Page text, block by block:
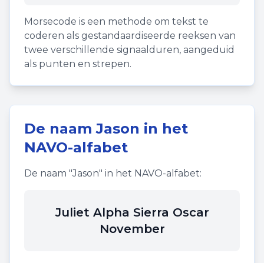
Morsecode is een methode om tekst te
coderen als gestandaardiseerde reeksen van
twee verschillende signaalduren, aangeduid
als punten en strepen.
De naamJason in het
NAVO-alfabet
De naam "Jason" in het NAVO-alfabet:
Juliet Alpha Sierra Oscar
November